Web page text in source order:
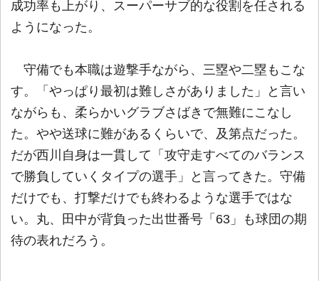
成功率も上がり、スーパーサブ的な役割を任される
ようになった。
守備でも本職は遊撃手ながら、三塁や二塁もこな
す。「やっぱり最初は難しさがありました」と言い
ながらも、柔らかいグラブさばきで無難にこなし
た。やや送球に難があるくらいで、及第点だった。
だが西川自身は一貫して「攻守走すべてのバランス
で勝負していくタイプの選手」と言ってきた。守備
だけでも、打撃だけでも終わるような選手ではな
い。丸、田中が背負った出世番号「63」も球団の期
待の表れだろう。